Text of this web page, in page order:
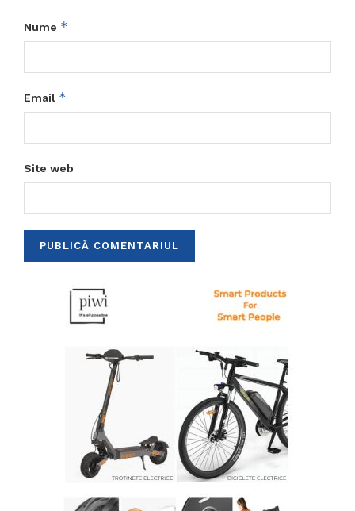
Nume *
Email *
Site web